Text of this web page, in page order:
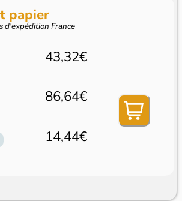
papier
d'expédition France
43,32€
86,64€
14,44€